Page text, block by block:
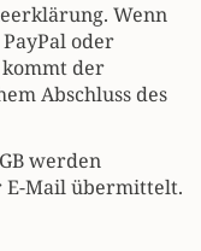
Wenn
oder
der
Abschluss des
werden
E-Mail übermittelt.